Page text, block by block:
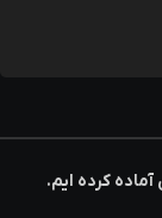
آماده کرده ایم.